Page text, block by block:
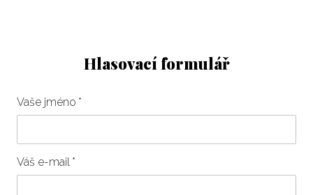
Hlasovací formulář
Vaše jméno *
Váš e-mail *